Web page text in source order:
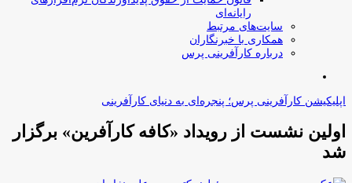
رایانه‌ای
سایت‌های مرتبط
همکاری با خبرنگاران
درباره کارآفرینی پرس
اپلیکیشن کارآفرینی پرس؛ پنجره‌ای به دنیای کارآفرینی
اولین نشست از رویداد «کافه کارآفرین» برگزار
شد